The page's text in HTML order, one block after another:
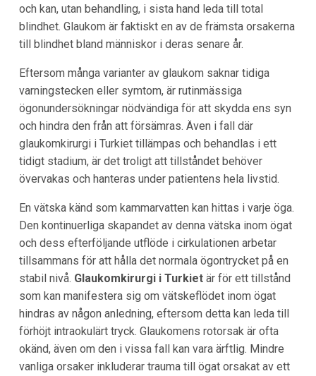
och kan, utan behandling, i sista hand leda till total
blindhet. Glaukom är faktiskt en av de främsta orsakerna
till blindhet bland människor i deras senare år.
Eftersom många varianter av glaukom saknar tidiga
varningstecken eller symtom, är rutinmässiga
ögonundersökningar nödvändiga för att skydda ens syn
och hindra den från att försämras. Även i fall där
glaukomkirurgi i Turkiet tillämpas och behandlas i ett
tidigt stadium, är det troligt att tillståndet behöver
övervakas och hanteras under patientens hela livstid.
En vätska känd som kammarvatten kan hittas i varje öga.
Den kontinuerliga skapandet av denna vätska inom ögat
och dess efterföljande utflöde i cirkulationen arbetar
tillsammans för att hålla det normala ögontrycket på en
stabil nivå. Glaukomkirurgi i Turkietär för ett tillstånd
som kan manifestera sig om vätskeflödet inom ögat
hindras av någon anledning, eftersom detta kan leda till
förhöjt intraokulärt tryck. Glaukomens rotorsak är ofta
okänd, även om den i vissa fall kan vara ärftlig. Mindre
vanliga orsaker inkluderar trauma till ögat orsakat av ett